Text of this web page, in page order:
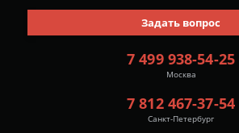
7 499 938-54-25
Москва
7 812 467-37-54
Санкт-Петербург
Задать вопрос